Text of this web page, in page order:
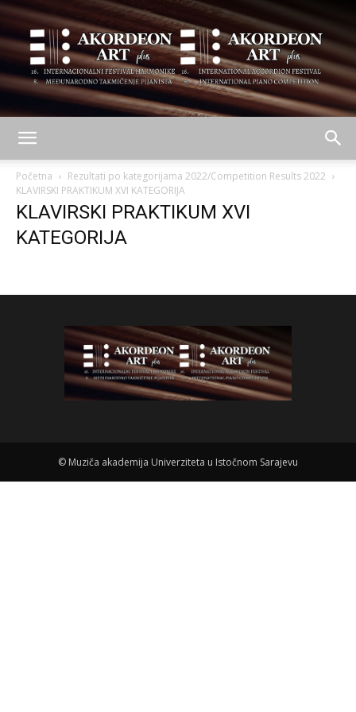
ART
plus
Početna
Rezultati po kategorijama 2022/Competition Results 2022
KLAVIRSKI PRAKTIKUM XVI KATEGORIJA
KLAVIRSKI PRAKTIKUM XVI
KATEGORIJA
© Muziča akademija Univerziteta u Istočnom Sarajevu